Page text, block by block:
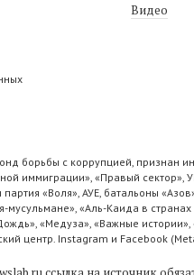
Видео
борьбы с коррупцией, признан
иммиграции», «Правый
«Воля», АУЕ, батальоны
«Аль-Каида в
«Медуза», «Важные
центр. Instagram и Facebook